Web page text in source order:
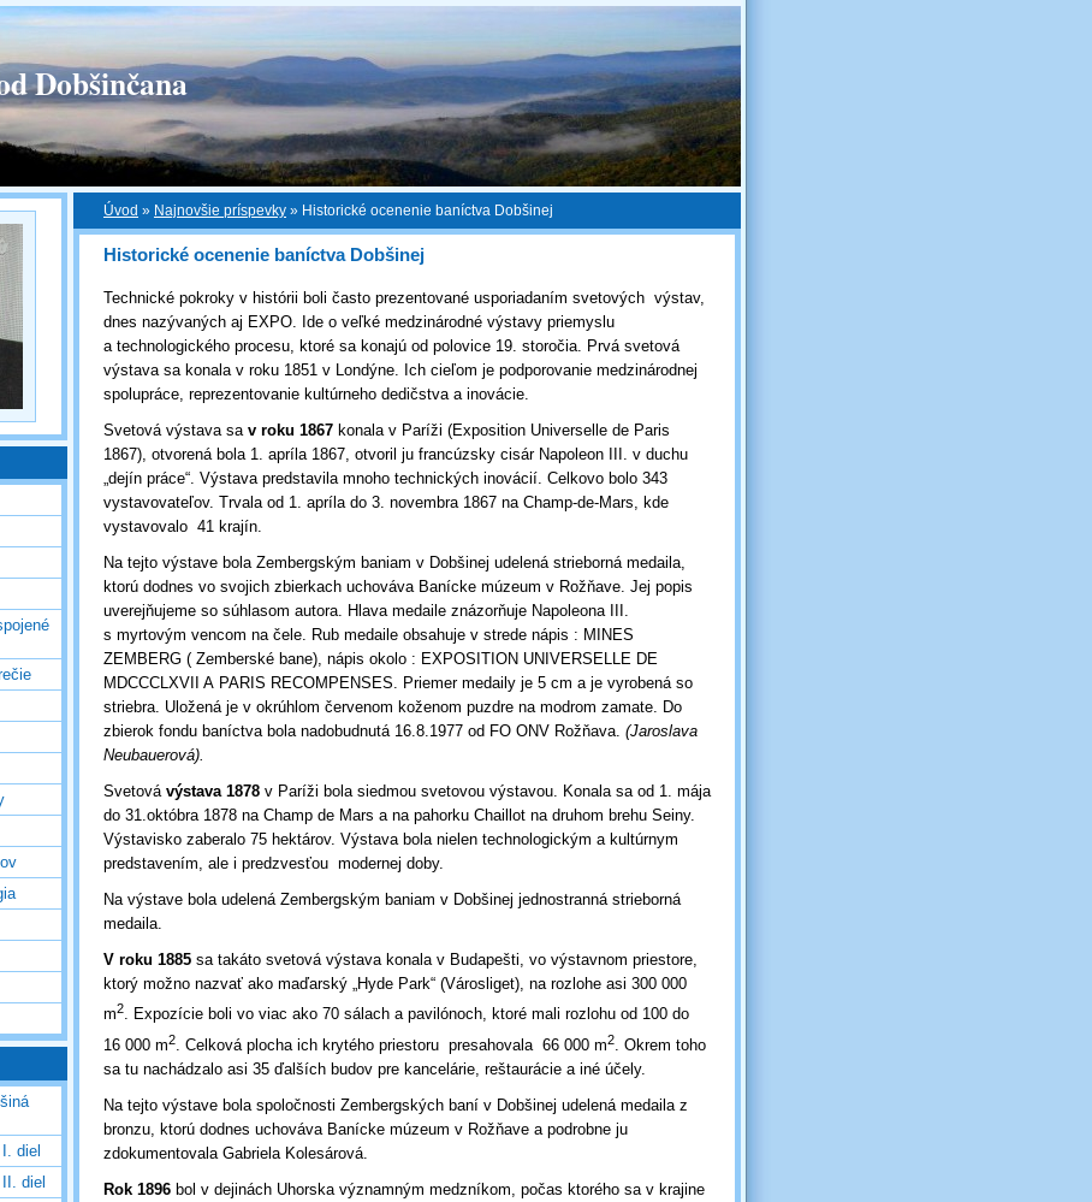
Dobšinčana
Úvod » Najnovšie príspevky » Historické ocenenie baníctva Dobšinej
Historické ocenenie baníctva Dobšinej
Technické pokroky v histórii boli často prezentované usporiadaním svetových výstav,
dnes nazývaných aj EXPO. Ide o veľké medzinárodné výstavy priemyslu
a technologického procesu, ktoré sa konajú od polovice 19. storočia. Prvá svetová
výstava sa konala v roku 1851 v Londýne. Ich cieľom je podporovanie medzinárodnej
spolupráce, reprezentovanie kultúrneho dedičstva a inovácie.
Svetová výstava sa v roku 1867 konala v Paríži (Exposition Universelle de Paris
1867), otvorená bola 1. apríla 1867, otvoril ju francúzsky cisár Napoleon III. v duchu
„dejín práce“. Výstava predstavila mnoho technických inovácií. Celkovo bolo 343
vystavovateľov. Trvala od 1. apríla do 3. novembra 1867 na Champ-de-Mars, kde
vystavovalo 41 krajín.
Na tejto výstave bola Zembergským baniam v Dobšinej udelená strieborná medaila,
ktorú dodnes vo svojich zbierkach uchováva Banícke múzeum v Rožňave. Jej popis
uverejňujeme so súhlasom autora. Hlava medaile znázorňuje Napoleona III.
s myrtovým vencom na čele. Rub medaile obsahuje v strede nápis : MINES
ZEMBERG ( Zemberské bane), nápis okolo : EXPOSITION UNIVERSELLE DE
MDCCCLXVII A PARIS RECOMPENSES. Priemer medaily je 5 cm a je vyrobená so
striebra. Uložená je v okrúhlom červenom koženom puzdre na modrom zamate. Do
zbierok fondu baníctva bola nadobudnutá 16.8.1977 od FO ONV Rožňava. (Jaroslava
Neubauerová).
Svetová výstava 1878 v Paríži bola siedmou svetovou výstavou. Konala sa od 1. mája
do 31.októbra 1878 na Champ de Mars a na pahorku Chaillot na druhom brehu Seiny.
Výstavisko zaberalo 75 hektárov. Výstava bola nielen technologickým a kultúrnym
predstavením, ale i predzvesťou modernej doby.
Na výstave bola udelená Zembergským baniam v Dobšinej jednostranná strieborná
medaila.
V roku 1885 sa takáto svetová výstava konala v Budapešti, vo výstavnom priestore,
ktorý možno nazvať ako maďarský „Hyde Park“ (Városliget), na rozlohe asi 300 000
m2. Expozície boli vo viac ako 70 sálach a pavilónoch, ktoré mali rozlohu od 100 do
16 000 m2 . Celková plocha ich krytého priestoru presahovala 66 000 m2
. Okrem toho
sa tu nachádzalo asi 35 ďalších budov pre kancelárie, reštaurácie a iné účely.
Na tejto výstave bola spoločnosti Zembergských baní v Dobšinej udelená medaila z
bronzu, ktorú dodnes uchováva Banícke múzeum v Rožňave a podrobne ju
zdokumentovala Gabriela Kolesárová.
Rok 1896 bol v dejinách Uhorska významným medzníkom, počas ktorého sa v krajine
diel
diel